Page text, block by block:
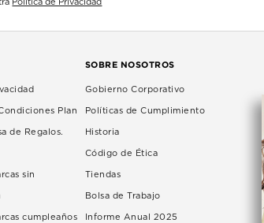
Política de Privacidad
Plan
de Regalos.
sin
cumpleaños
SOBRE NOSOTROS
Gobierno Corporativo
Políticas de Cumplimiento
Historia
Código de Ética
Tiendas
Bolsa de Trabajo
Informe Anual 2025